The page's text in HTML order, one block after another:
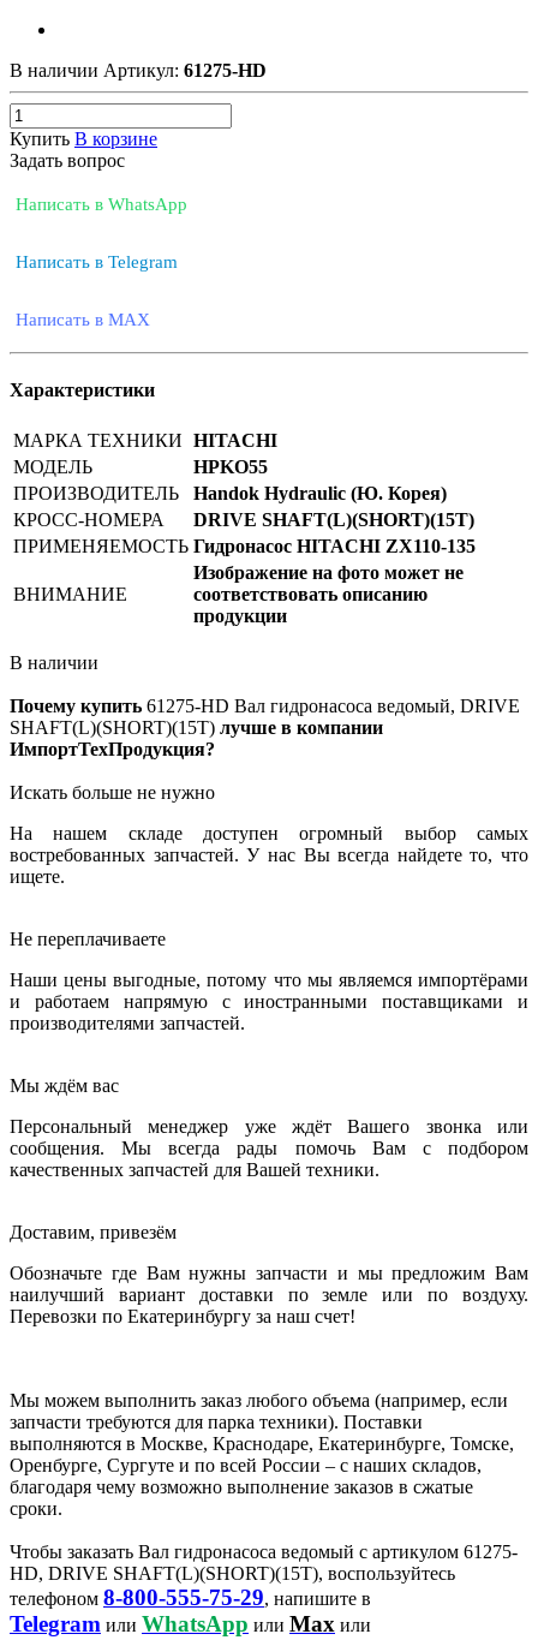
В наличии Артикул: 61275-HD
Купить В корзине
Задать вопрос
Написать в WhatsApp
Написать в Telegram
Написать в MAX
Характеристики
МАРКА ТЕХНИКИ HITACHI
МОДЕЛЬ
HPKO55
ПРОИЗВОДИТЕЛЬ
Handok Hydraulic (Ю. Корея)
КРОСС-НОМЕРА
DRIVE SHAFT(L)(SHORT)(15T)
ПРИМЕНЯЕМОСТЬ Гидронасос HITACHI ZX110-135
ВНИМАНИЕ
Изображение на фото может не
соответствовать описанию
продукции
В наличии
Почему купить 61275-HD Вал гидронасоса ведомый, DRIVE
SHAFT(L)(SHORT)(15T) лучше в компании
ИмпортТехПродукция?
Искать больше не нужно
На нашем складе доступен огромный выбор самых
востребованных запчастей. У нас Вы всегда найдете то, что
ищете.
Не переплачиваете
Наши цены выгодные, потому что мы являемся импортёрами
и работаем напрямую с иностранными поставщиками и
производителями запчастей.
Мы ждём вас
Персональный менеджер уже ждёт Вашего звонка или
сообщения. Мы всегда рады помочь Вам с подбором
качественных запчастей для Вашей техники.
Доставим, привезём
Обозначьте где Вам нужны запчасти и мы предложим Вам
наилучший вариант доставки по земле или по воздуху.
Перевозки по Екатеринбургу за наш счет!
Мы можем выполнить заказ любого объема (например, если
запчасти требуются для парка техники). Поставки
выполняются в Москве, Краснодаре, Екатеринбурге, Томске,
Оренбурге, Сургуте и по всей России – с наших складов,
благодаря чему возможно выполнение заказов в сжатые
сроки.
Чтобы заказать Вал гидронасоса ведомый с артикулом 61275-
HD, DRIVE SHAFT(L)(SHORT)(15T), воспользуйтесь
телефоном 8-800-555-75-29, напишите в
Telegram или WhatsApp или Max или